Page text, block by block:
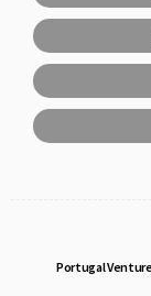
Portugal